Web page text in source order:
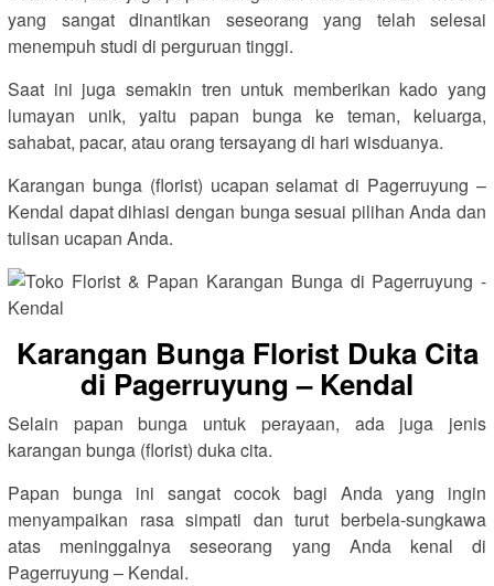
yang sangat dinantikan seseorang yang telah selesai
menempuh studi di perguruan tinggi.
Saat ini juga semakin tren untuk memberikan kado yang
lumayan unik, yaitu papan bunga ke teman, keluarga,
sahabat, pacar, atau orang tersayang di hari wisduanya.
Karangan bunga (florist) ucapan selamat di Pagerruyung –
Kendal dapat dihiasi dengan bunga sesuai pilihan Anda dan
tulisan ucapan Anda.
Karangan Bunga Florist Duka Cita
di Pagerruyung – Kendal
Selain papan bunga untuk perayaan, ada juga jenis
karangan bunga (florist) duka cita.
Papan bunga ini sangat cocok bagi Anda yang ingin
menyampaikan rasa simpati dan turut berbela-sungkawa
atas meninggalnya seseorang yang Anda kenal di
Pagerruyung – Kendal.